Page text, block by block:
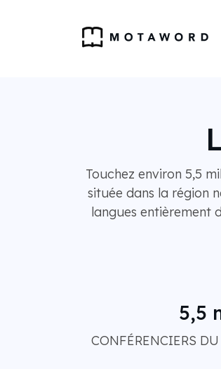
Touchez environ 5,5
située dans la région
langues entièrement
5,5
CONFÉRENCIERS